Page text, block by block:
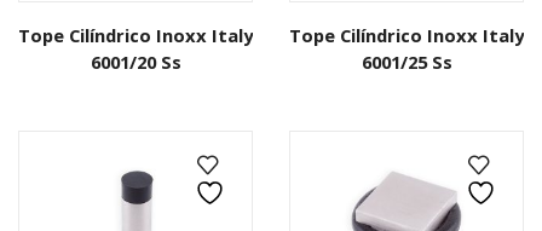
Tope Cilíndrico Inoxx Italy
6001/20 Ss
Tope Cilíndrico Inoxx Italy
6001/25 Ss